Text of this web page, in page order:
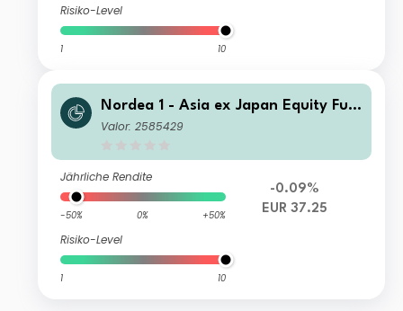
Risiko-Level
1 10
Nordea 1 - Asia ex Japan Equity Fun
d AP EUR
Valor: 2585429
Jährliche Rendite
-50% 0% +50%
Risiko-Level
1 10
-0.09%
EUR 37.25